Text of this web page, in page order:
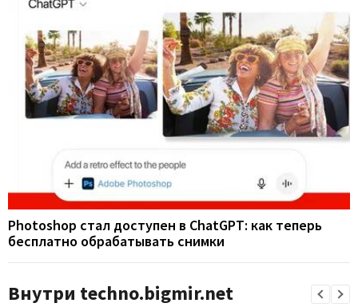
Photoshop стал доступен в ChatGPT: как теперь
бесплатно обрабатывать снимки
Внутри techno.bigmir.net